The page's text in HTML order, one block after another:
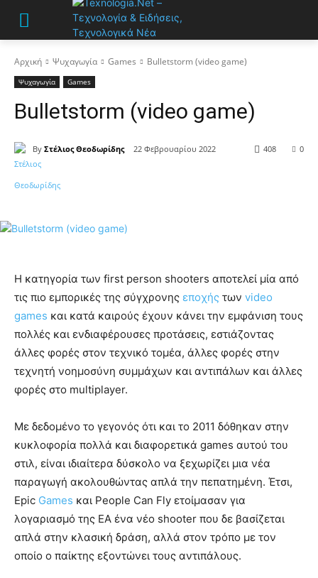
Αρχική Ψυχαγωγία Games Bulletstorm (video game)
Ψυχαγωγία Games
Bulletstorm (video game)
By Στέλιος Θεοδωρίδης 22 Φεβρουαρίου 2022 0
408
Η κατηγορία των first person shooters αποτελεί μία από
τις πιο εμπορικές της σύγχρονης εποχής των video
games και κατά καιρούς έχουν κάνει την εμφάνιση τους
πολλές και ενδιαφέρουσες προτάσεις, εστιάζοντας
άλλες φορές στον τεχνικό τομέα, άλλες φορές στην
τεχνητή νοημοσύνη συμμάχων και αντιπάλων και άλλες
φορές στο multiplayer.
Με δεδομένο το γεγονός ότι και το 2011 δόθηκαν στην
κυκλοφορία πολλά και διαφορετικά games αυτού του
στιλ, είναι ιδιαίτερα δύσκολο να ξεχωρίζει μια νέα
παραγωγή ακολουθώντας απλά την πεπατημένη. Έτσι,
Epic Games και People Can Fly ετοίμασαν για
λογαριασμό της EA ένα νέο shooter που δε βασίζεται
απλά στην κλασική δράση, αλλά στον τρόπο με τον
οποίο ο παίκτης εξοντώνει τους αντιπάλους.